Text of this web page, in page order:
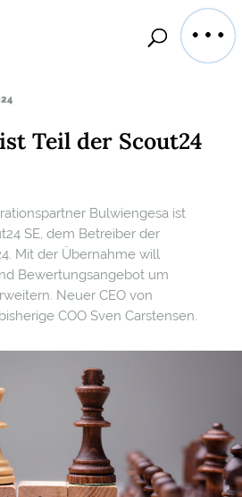
Teil der Scout24
Bulwiengesa ist
SE, dem Betreiber der
Mit der Übernahme will
Bewertungsangebot um
Neuer CEO von
COO Sven Carstensen.